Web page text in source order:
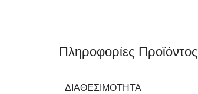
Πληροφορίες Προϊόντος
ΔΙΑΘΕΣΙΜΌΤΗΤΑ